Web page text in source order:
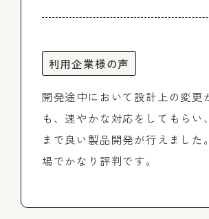
利用企業様の声
開発途中において設計上の変更
も、速やかな対応をしてもらい
まで良い製品開発が行えました
場でかなり評判です。